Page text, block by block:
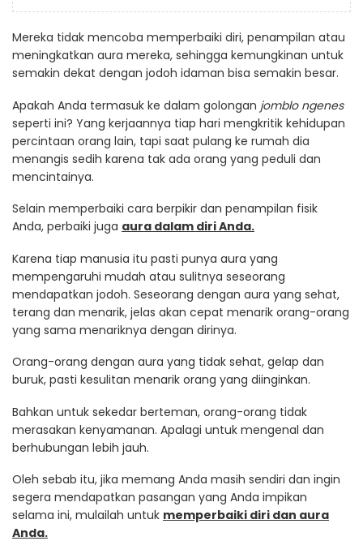
Mereka tidak mencoba memperbaiki diri, penampilan atau
meningkatkan aura mereka, sehingga kemungkinan untuk
semakin dekat dengan jodoh idaman bisa semakin besar.
Apakah Anda termasuk ke dalam golongan jomblo ngenes
seperti ini? Yang kerjaannya tiap hari mengkritik kehidupan
percintaan orang lain, tapi saat pulang ke rumah dia
menangis sedih karena tak ada orang yang peduli dan
mencintainya.
Selain memperbaiki cara berpikir dan penampilan fisik
Anda, perbaiki juga aura dalam diri Anda.
Karena tiap manusia itu pasti punya aura yang
mempengaruhi mudah atau sulitnya seseorang
mendapatkan jodoh. Seseorang dengan aura yang sehat,
terang dan menarik, jelas akan cepat menarik orang-orang
yang sama menariknya dengan dirinya.
Orang-orang dengan aura yang tidak sehat, gelap dan
buruk, pasti kesulitan menarik orang yang diinginkan.
Bahkan untuk sekedar berteman, orang-orang tidak
merasakan kenyamanan. Apalagi untuk mengenal dan
berhubungan lebih jauh.
Oleh sebab itu, jika memang Anda masih sendiri dan ingin
segera mendapatkan pasangan yang Anda impikan
selama ini, mulailah untuk memperbaiki diri dan aura
Anda.